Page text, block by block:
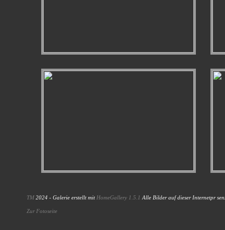
TM2024 - Galerie erstellt mit HomeGallery 1.5.1Alle Bilder auf dieser Internetpr
Zur Fotoseite